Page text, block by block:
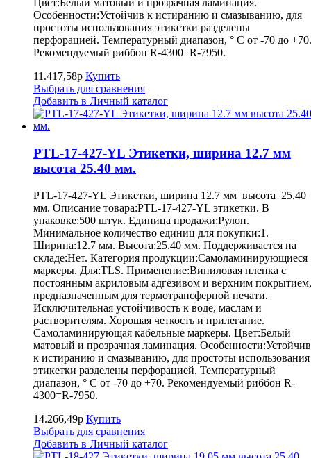
Цвет:Белый матовый и прозрачная ламинация.
Особенности:Устойчив к истиранию и смазыванию, для
простоты использования этикетки разделены
перфорацией. Температурный диапазон, ° С от -70 до +70.
Рекомендуемый риббон R-4300=R-7950.
11.417,58р Купить
Выбрать для сравнения
Добавить в Личный каталог
PTL-17-427-YL Этикетки, ширина 12.7 мм
высота 25.40 мм.
PTL-17-427-YL Этикетки, ширина 12.7 мм высота 25.40
мм. Описание товара:PTL-17-427-YL этикетки. В
упаковке:500 штук. Единица продажи:Рулон.
Минимальное количество единиц для покупки:1.
Ширина:12.7 мм. Высота:25.40 мм. Поддерживается на
складе:Нет. Категория продукции:Самоламинирующиеся
маркеры. Для:TLS. Применение:Виниловая пленка с
постоянным акриловым адгезивом и верхним покрытием,
предназначенным для термотрансферной печати.
Исключительная устойчивость к воде, маслам и
растворителям. Хорошая четкость и прилегание.
Самоламинирующая кабельные маркеры. Цвет:Белый
матовый и прозрачная ламинация. Особенности:Устойчив
к истиранию и смазыванию, для простоты использования
этикетки разделены перфорацией. Температурный
диапазон, ° С от -70 до +70. Рекомендуемый риббон R-
4300=R-7950.
14.266,49р Купить
Выбрать для сравнения
Добавить в Личный каталог